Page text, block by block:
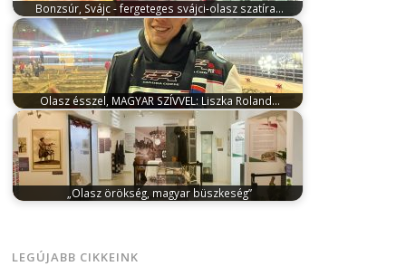
Bonzsúr, Svájc - fergeteges svájci-olasz szatíra…
szeptember 2, 2025Szeptember 4-től az Uránia Film
forgalmazásában lesz látható a hazai…
Olasz ésszel, MAGYAR SZÍVVEL: Liszka Roland…
december 14, 2024Még csak alig ért véget a
SuperEnduro GP előző szezonja…
„Olasz örökség, magyar büszkeség”
LEGÚJABB CIKKEINK